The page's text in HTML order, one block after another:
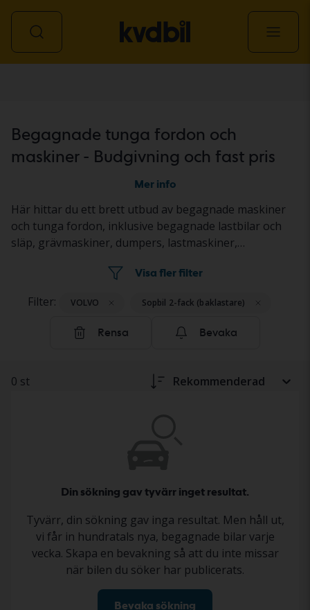
Begagnade tunga fordon och
maskiner - Budgivning och fast pris
Mer info
Här hittar du ett brett utbud av begagnade maskiner
och tunga fordon, inklusive begagnade lastbilar och
släp, grävmaskiner, dumpers, lastmaskiner,
anläggningsmaskiner. Objekten säljs genom
maskinerna står på en Kvdbil-anläggning eller hos
säljaren. Statusen beskrivs i annonsen enligt ett
standardiserat dokumentationsprotokoll, så att du får
du köper tunga fordon och maskiner hos Kvdbilhär
Visa fler filter
Filter: VOLVO Sopbil 2-fack (baklastare)
Rensa Bevaka
0 st Rekommenderad
Din sökning gav tyvärr inget resultat.
Tyvärr, din sökning gav inga resultat. Men håll ut,
vi får in hundratals nya, begagnade bilar varje
vecka. Skapa en bevakning så att du inte missar
när bilen du söker har publicerats.
Bevaka sökning